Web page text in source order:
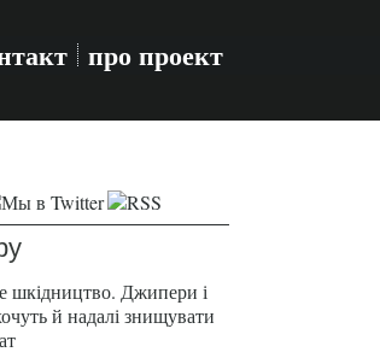
про проект
шкідництво. Джипери і
й надалі знищувати